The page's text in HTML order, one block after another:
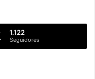
1.122
Seguidores